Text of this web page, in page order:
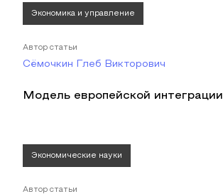
Экономика и управление
Автор статьи
Сёмочкин Глеб Викторович
Модель европейской интеграции
Экономические науки
Автор статьи